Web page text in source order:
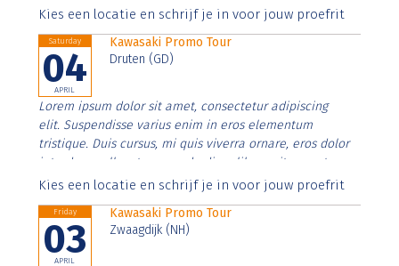
Aenean faucibus nibh et justo cursus id rutrum lorem
Kies een locatie en schrijf je in voor jouw proefrit
Saturday
04
APRIL
Kawasaki Promo Tour
Druten (GD)
Lorem ipsum dolor sit amet, consectetur adipiscing
elit. Suspendisse varius enim in eros elementum
tristique. Duis cursus, mi quis viverra ornare, eros dolor
interdum nulla, ut commodo diam libero vitae erat.
Aenean faucibus nibh et justo cursus id rutrum lorem
Kies een locatie en schrijf je in voor jouw proefrit
Friday
03
APRIL
Kawasaki Promo Tour
Zwaagdijk (NH)